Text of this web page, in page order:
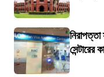
নিরাপত্তা
সেন্টারের